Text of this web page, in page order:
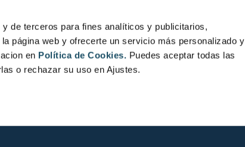
de terceros para fines analíticos y publicitarios,
página web y ofrecerte un servicio más personalizado y
en Política de Cookies. Puedes aceptar todas las
o rechazar su uso en Ajustes.